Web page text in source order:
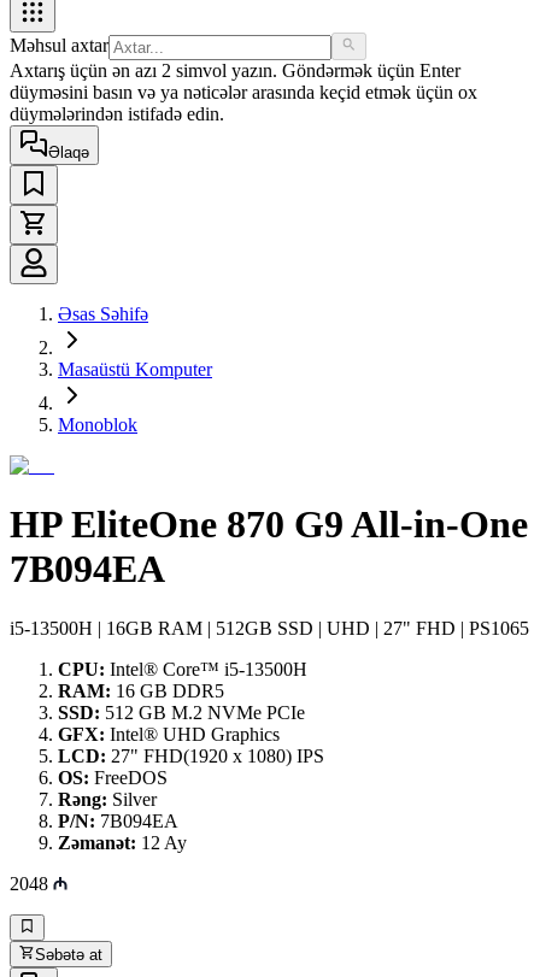
Məhsul axtar
Axtarış üçün ən azı 2 simvol yazın. Göndərmək üçün Enter
düyməsini basın və ya nəticələr arasında keçid etmək üçün ox
düymələrindən istifadə edin.
Əlaqə
Əsas Səhifə
Masaüstü Komputer
Monoblok
HP EliteOne 870 G9 All-in-One
7B094EA
i5-13500H | 16GB RAM | 512GB SSD | UHD | 27" FHD | PS1065
CPU: Intel® Core™ i5-13500H
RAM: 16 GB DDR5
SSD: 512 GB M.2 NVMe PCIe
GFX: Intel® UHD Graphics
LCD: 27" FHD(1920 x 1080) IPS
OS: FreeDOS
Rəng: Silver
P/N: 7B094EA
Zəmanət: 12 Ay
2048
Səbətə at